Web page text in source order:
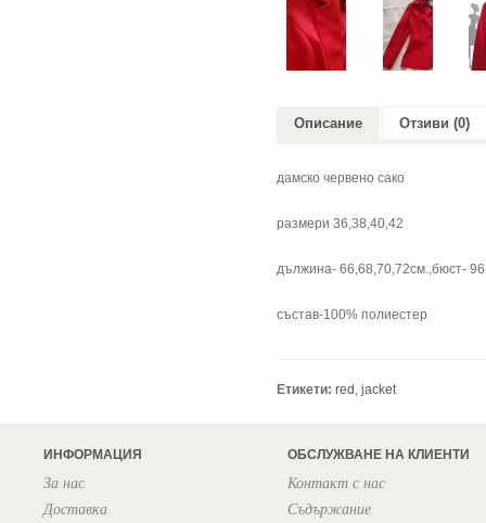
Описание Отзиви (0)
дамско червено сако
размери 36,38,40,42
дължина- 66,68,70,72см.,бюст-
състав-100% полиестер
Етикети: red , jacket
ИНФОРМАЦИЯ
За нас
Доставка
ОБСЛУЖВАНЕ НА КЛИЕНТИ
Контакт с нас
Съдържание